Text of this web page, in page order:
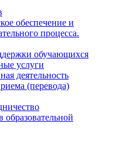
обеспечение и
процесса.
обучающихся
услуги
деятельность
(перевода)